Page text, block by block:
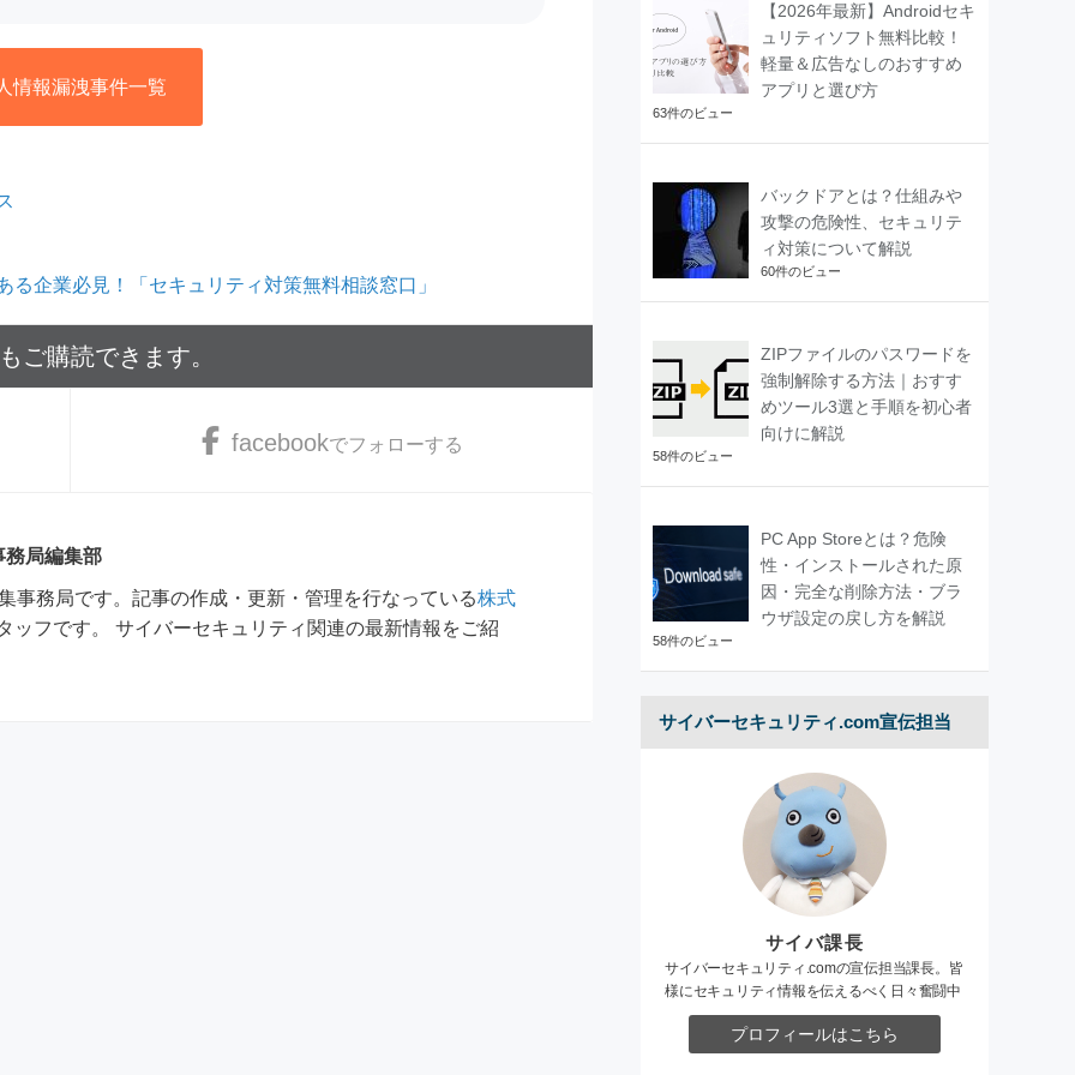
情報漏洩事件一覧
る企業必見！「セキュリティ対策無料相談窓口」
ご購読できます。
facebookでフォローする
務局編集部
事務局です。記事の作成・更新・管理を行なっている株式
ッフです。 サイバーセキュリティ関連の最新情報をご紹
【2026年最新】Androidセキ
ュリティソフト無料比較！
軽量＆広告なしのおすすめ
アプリと選び方
63件のビュー
バックドアとは？仕組みや
攻撃の危険性、セキュリテ
ィ対策について解説
60件のビュー
ZIPファイルのパスワードを
強制解除する方法｜おすす
めツール3選と手順を初心者
向けに解説
58件のビュー
PC App Storeとは？危険
性・インストールされた原
因・完全な削除方法・ブラ
ウザ設定の戻し方を解説
58件のビュー
サイバーセキュリティ.com宣伝担当
サイバ課長
サイバーセキュリティ.comの宣伝担当課長。皆
様にセキュリティ情報を伝えるべく日々奮闘中
プロフィールはこちら